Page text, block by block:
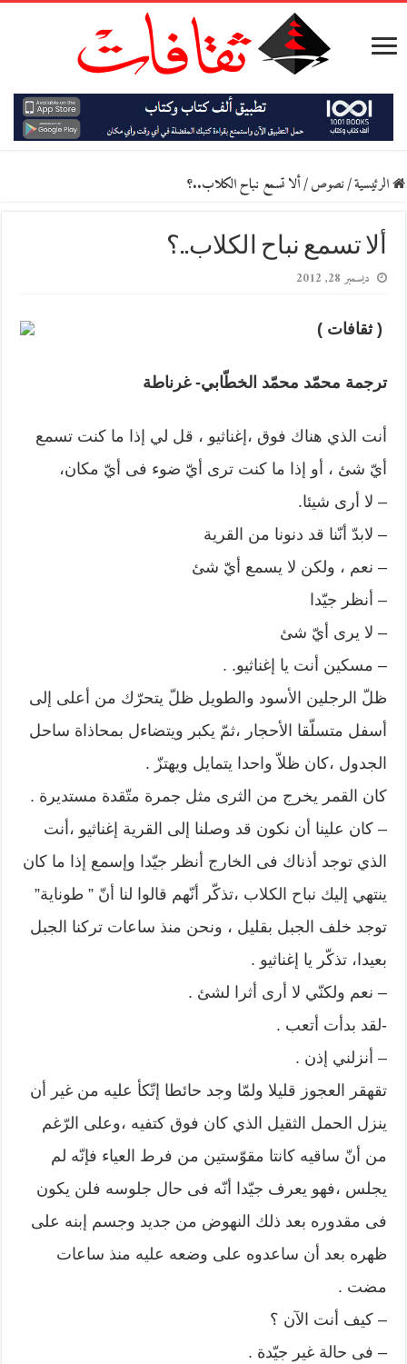
الرئيسية/نصوص/ألا تسمع نباح الكلاب..؟
ألا تسمع نباح الكلاب..؟
ديسمبر 28, 2012
( ثقافات )
ترجمة محمّد محمّد الخطّابي- غرناطة
أنت الذي هناك فوق ،إغناثيو ، قل لي إذا ما كنت تسمع
أيّ شئ ، أو إذا ما كنت ترى أيّ ضوء فى أيّ مكان،
– لا أرى شيئا.
– لابدّ أنّنا قد دنونا من القرية
– نعم ، ولكن لا يسمع أيّ شئ
– أنظر جيّدا
– لا يرى أيّ شئ
– مسكين أنت يا إغناثيو. .
ظلّ الرجلين الأسود والطويل ظلّ يتحرّك من أعلى إلى
أسفل متسلّقا الأحجار ،ثمّ يكبر ويتضاءل بمحاذاة ساحل
الجدول ،كان ظلاّ واحدا يتمايل ويهتزّ .
كان القمر يخرج من الثرى مثل جمرة متّقدة مستديرة .
– كان علينا أن نكون قد وصلنا إلى القرية إغناثيو ،أنت
الذي توجد أذناك فى الخارج أنظر جيّدا وإسمع إذا ما كان
ينتهي إليك نباح الكلاب ،تذكّر أنّهم قالوا لنا أنّ ” طوناية”
توجد خلف الجبل بقليل ، ونحن منذ ساعات تركنا الجبل
بعيدا، تذكّر يا إغناثيو .
– نعم ولكنّي لا أرى أثرا لشئ .
-لقد بدأت أتعب .
– أنزلني إذن .
تقهقر العجوز قليلا ولمّا وجد حائطا إتّكأ عليه من غير أن
ينزل الحمل الثقيل الذي كان فوق كتفيه ،وعلى الرّغم
من أنّ ساقيه كانتا مقوّستين من فرط العياء فإنّه لم
يجلس ،فهو يعرف جيّدا أنّه فى حال جلوسه فلن يكون
فى مقدوره بعد ذلك النهوض من جديد وجسم إبنه على
ظهره بعد أن ساعدوه على وضعه عليه منذ ساعات
مضت .
– كيف أنت الآن ؟
– فى حالة غير جيّدة .